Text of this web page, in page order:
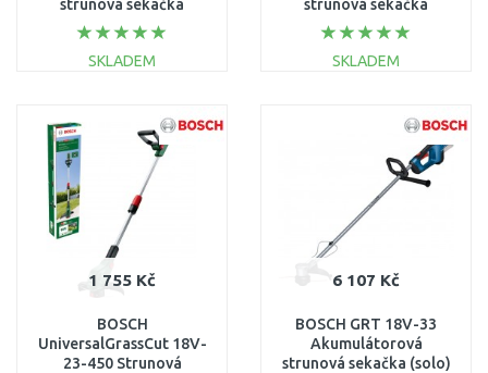
strunová sekačka
06008C1C05
SKLADEM
Porovnat
strunová sekačka
06008C1C03
SKLADEM
1 755 Kč
BOSCH
UniversalGrassCut 18V-
23-450 Strunová
6 107 Kč
BOSCH GRT 18V-33
Akumulátorová
strunová sekačka (solo)